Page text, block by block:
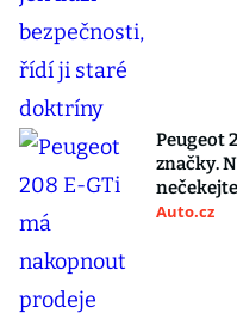
Peugeot
značky.
nečekejte
Auto.cz